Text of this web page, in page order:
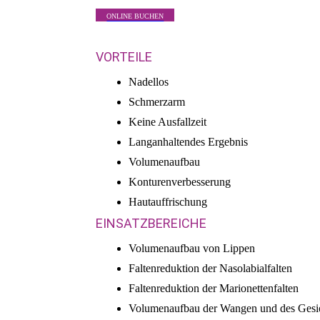
ONLINE BUCHEN
VORTEILE
Nadellos
Schmerzarm
Keine Ausfallzeit
Langanhaltendes Ergebnis
Volumenaufbau
Konturenverbesserung
Hautauffrischung
EINSATZBEREICHE
Volumenaufbau von Lippen
Faltenreduktion der Nasolabialfalten
Faltenreduktion der Marionettenfalten
Volumenaufbau der Wangen und des